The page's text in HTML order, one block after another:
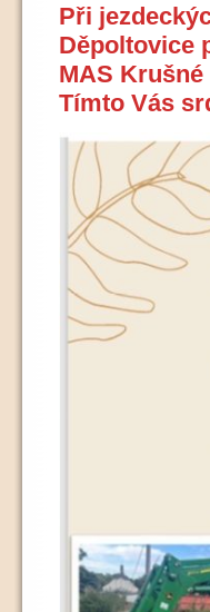
Při
Děpoltovice
MAS
Tímto Vás